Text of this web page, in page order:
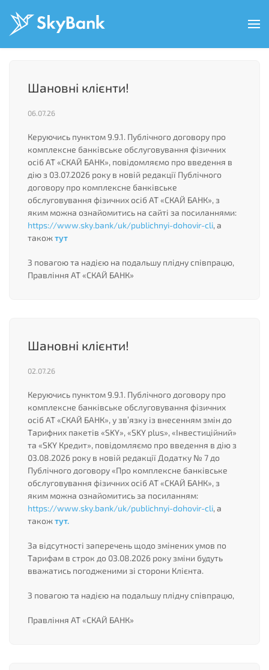
основного
Шановні клієнти!
06.07.26
Керуючись пунктом 9.9.1. Публічного договору про
комплексне банківське обслуговування фізичних
осіб АТ «СКАЙ БАНК», повідомляємо про введення в
дію з 03.07.2026 року в новій редакції Публічного
договору про комплексне банківське
обслуговування фізичних осіб АТ «СКАЙ БАНК», з
яким можна ознайомитись на сайті за посиланнями:
https://www.sky.bank/uk/publichnyi-dohovir-cli, а
такожтут
З повагою та надією на подальшу плідну співпрацю,
Правління АТ «СКАЙ БАНК»
Шановні клієнти!
02.07.26
Керуючись пунктом 9.9.1. Публічного договору про
комплексне банківське обслуговування фізичних
осіб АТ «СКАЙ БАНК», у зв’язку із внесенням змін до
Тарифних пакетів «SKY», «SKY plus», «Інвестиційний»
та «SKY Кредит», повідомляємо про введення в дію з
03.08.2026 року в новій редакції Додатку № 7 до
Публічного договору «Про комплексне банківське
обслуговування фізичних осіб АТ «СКАЙ БАНК», з
яким можна ознайомитись за посиланням:
https://www.sky.bank/uk/publichnyi-dohovir-cli, а
такожтут.
За відсутності заперечень щодо змінених умов по
Тарифам в строк до 03.08.2026 року зміни будуть
вважатись погодженими зі сторони Клієнта.
З повагою та надією на подальшу плідну співпрацю,
Правління АТ «СКАЙ БАНК»